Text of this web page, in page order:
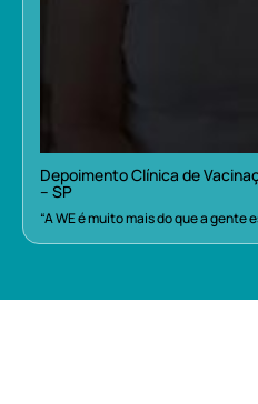
Depoimento Clínica de
– SP
“A WE é muito mais do que a gente